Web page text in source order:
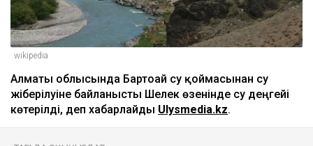
wikipedia
Алматы облысында Бартоғай су қоймасынан су
жіберілуіне байланысты Шелек өзенінде су деңгейі
көтерілді, деп хабарлайды Ulysmedia.kz.